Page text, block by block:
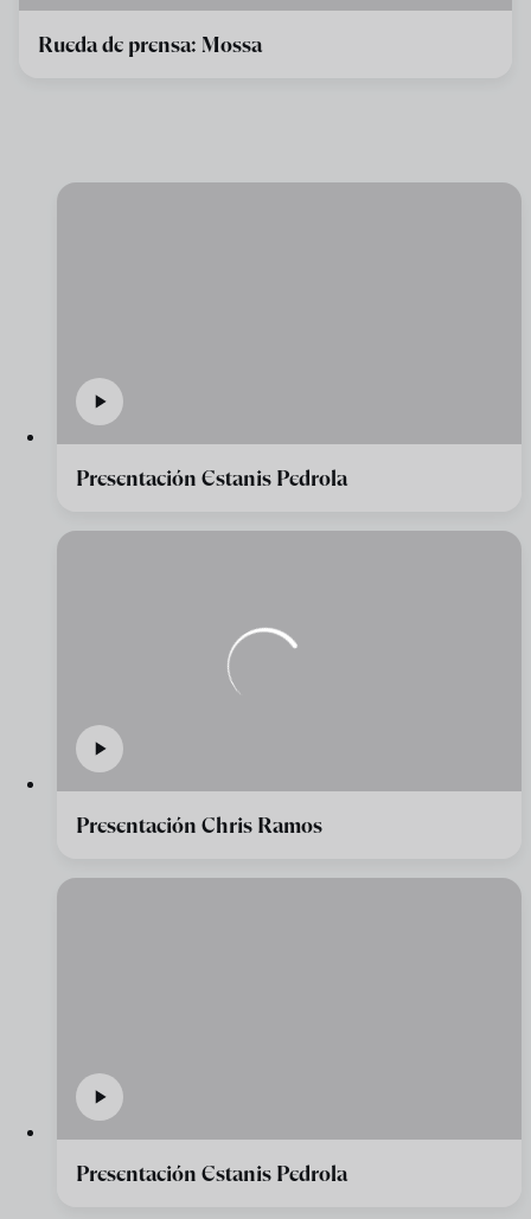
Rueda de prensa: Mossa
Presentación Estanis Pedrola
Presentación Chris Ramos
Presentación Estanis Pedrola